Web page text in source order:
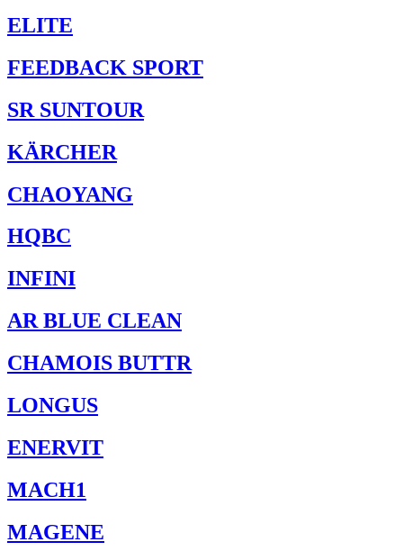
ELITE
FEEDBACK SPORT
SR SUNTOUR
KÄRCHER
CHAOYANG
HQBC
INFINI
AR BLUE CLEAN
CHAMOIS BUTTR
LONGUS
ENERVIT
MACH1
MAGENE